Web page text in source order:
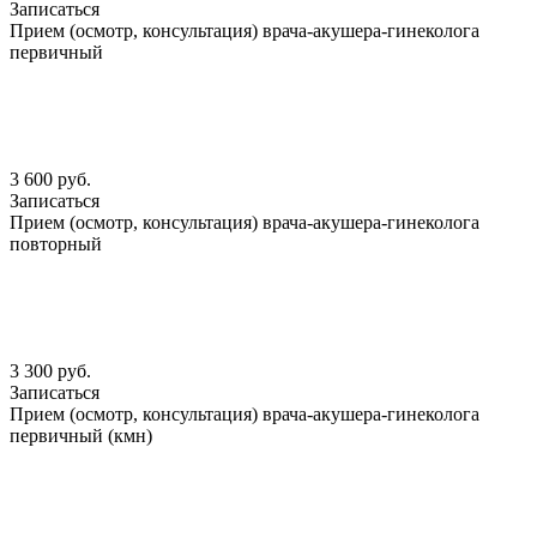
Записаться
Прием (осмотр, консультация) врача-акушера-гинеколога
первичный
3 600 руб.
Записаться
Прием (осмотр, консультация) врача-акушера-гинеколога
повторный
3 300 руб.
Записаться
Прием (осмотр, консультация) врача-акушера-гинеколога
первичный (кмн)